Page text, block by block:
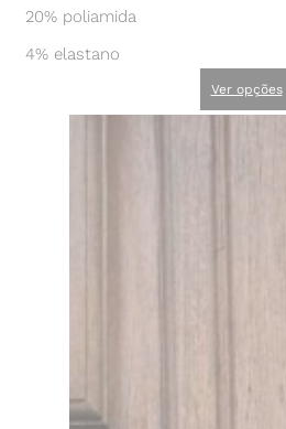
20% poliamida
4% elastano
Ver opções